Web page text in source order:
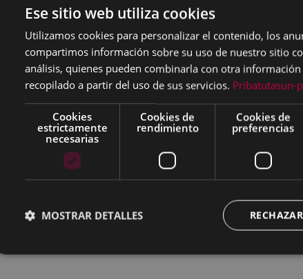
Ese sitio web utiliza cookies
Utilizamos cookies para personalizar el contenido, los
compartimos información sobre su uso de nuestro sitio
análisis, quienes pueden combinarla con otra
recopilado a partir del uso de sus servicios. Pribatutasun-
Cookies
estrictamente
necesarias
Cookies de
rendimiento
Cookies de
preferencias
MOSTRAR DETALLES